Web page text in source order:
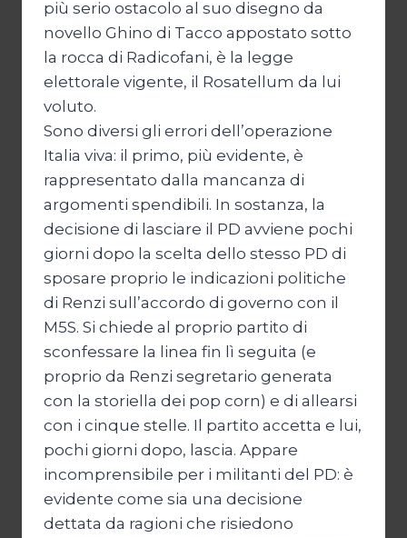
più serio ostacolo al suo disegno da
novello Ghino di Tacco appostato sotto
la rocca di Radicofani, è la legge
elettorale vigente, il Rosatellum da lui
voluto.
Sono diversi gli errori dell’operazione
Italia viva: il primo, più evidente, è
rappresentato dalla mancanza di
argomenti spendibili. In sostanza, la
decisione di lasciare il PD avviene pochi
giorni dopo la scelta dello stesso PD di
sposare proprio le indicazioni politiche
di Renzi sull’accordo di governo con il
M5S. Si chiede al proprio partito di
sconfessare la linea fin lì seguita (e
proprio da Renzi segretario generata
con la storiella dei pop corn) e di allearsi
con i cinque stelle. Il partito accetta e lui,
pochi giorni dopo, lascia. Appare
incomprensibile per i militanti del PD: è
evidente come sia una decisione
dettata da ragioni che risiedono